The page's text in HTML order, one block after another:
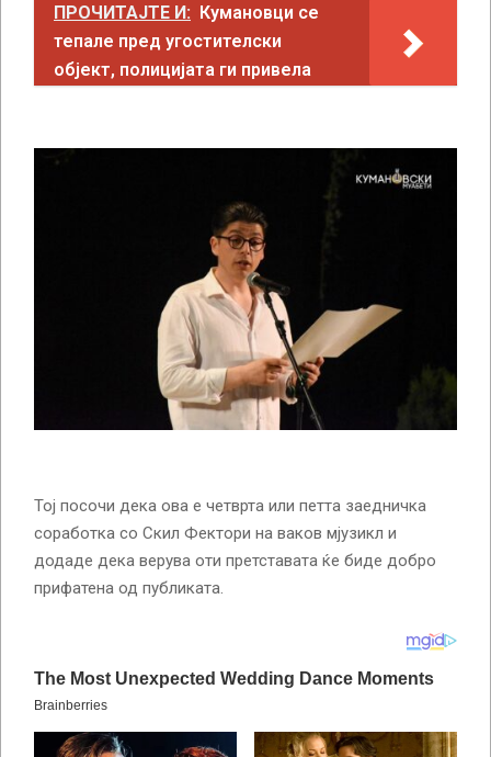
ПРОЧИТАЈТЕ И: Кумановци се
тепале пред угостителски
објект, полицијата ги привела
Тој посочи дека ова е четврта или петта заедничка
соработка со Скил Фектори на ваков мјузикл и
додаде дека верува оти претставата ќе биде добро
прифатена од публиката.